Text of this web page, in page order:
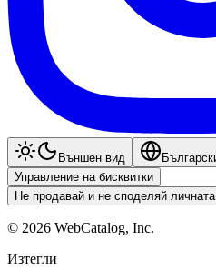
Външен вид
Управление на бисквитки
Не продавай и не споделяй
© 2026 WebCatalog, Inc.
Изтегли